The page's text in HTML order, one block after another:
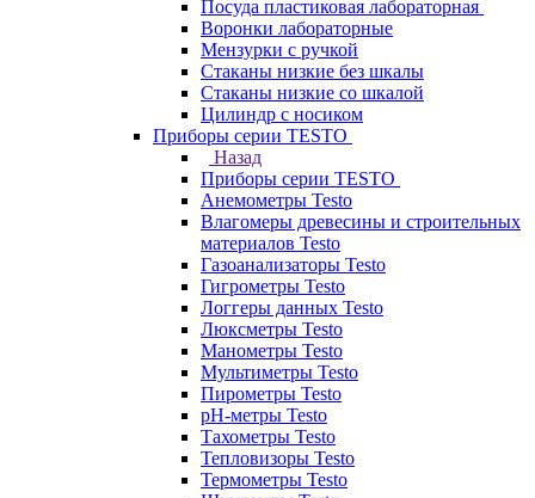
Посуда пластиковая лабораторная
Воронки лабораторные
Мензурки с ручкой
Стаканы низкие без шкалы
Стаканы низкие со шкалой
Цилиндр с носиком
Приборы серии TESTO
Назад
Приборы серии TESTO
Анемометры Testo
Влагомеры древесины и строительных
материалов Testo
Газоанализаторы Testo
Гигрометры Testo
Логгеры данных Testo
Люксметры Testo
Манометры Testo
Мультиметры Testo
Пирометры Testo
pH-метры Testo
Тахометры Testo
Тепловизоры Testo
Термометры Testo